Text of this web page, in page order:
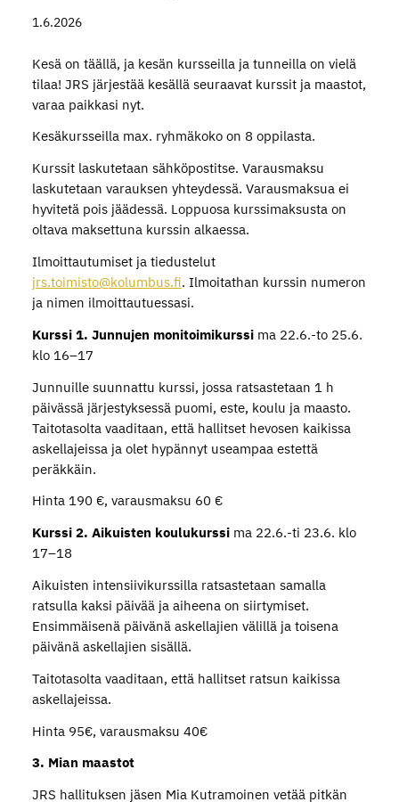
1.6.2026
Kesä on täällä, ja kesän kursseilla ja tunneilla on vielä
tilaa! JRS järjestää kesällä seuraavat kurssit ja maastot,
varaa paikkasi nyt.
Kesäkursseilla max. ryhmäkoko on 8 oppilasta.
Kurssit laskutetaan sähköpostitse. Varausmaksu
laskutetaan varauksen yhteydessä. Varausmaksua ei
hyvitetä pois jäädessä. Loppuosa kurssimaksusta on
oltava maksettuna kurssin alkaessa.
Ilmoittautumiset ja tiedustelut
jrs.toimisto@kolumbus.fi. Ilmoitathan kurssin numeron
ja nimen ilmoittautuessasi.
Kurssi 1. Junnujen monitoimikurssima 22.6.-to 25.6.
klo 16–17
Junnuille suunnattu kurssi, jossa ratsastetaan 1 h
päivässä järjestyksessä puomi, este, koulu ja maasto.
Taitotasolta vaaditaan, että hallitset hevosen kaikissa
askellajeissa ja olet hypännyt useampaa estettä
peräkkäin.
Hinta 190 €, varausmaksu 60 €
Kurssi 2. Aikuisten koulukurssi ma 22.6.-ti 23.6. klo
17–18
Aikuisten intensiivikurssilla ratsastetaan samalla
ratsulla kaksi päivää ja aiheena on siirtymiset.
Ensimmäisenä päivänä askellajien välillä ja toisena
päivänä askellajien sisällä.
Taitotasolta vaaditaan, että hallitset ratsun kaikissa
askellajeissa.
Hinta 95€, varausmaksu 40€
3. Mian maastot
JRS hallituksen jäsen Mia Kutramoinen vetää pitkän